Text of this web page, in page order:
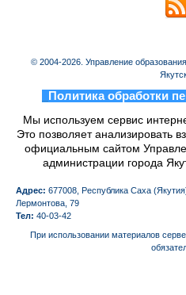
© 2004-2026. Управление
Политика обработки
Мы используем сервис
Это позволяет анализировать
официальным сайтом
администрации города
Адрес: 677008, Республика Саха
Лермонтова, 79
Тел: 40-03-42
При использовании материалов